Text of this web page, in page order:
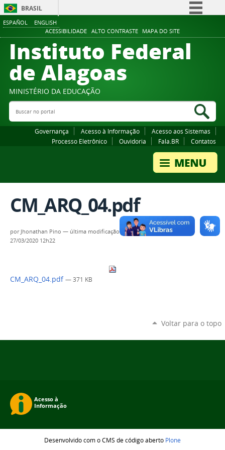
ESPAÑOL ENGLISH
ACESSIBILIDADE ALTO CONTRASTE MAPA DO SITE
BRASIL
Comunica BR
Participe
Canais
Instituto Federal
de Alagoas
MINISTÉRIO DA EDUCAÇÃO
Buscar no portal
Governança Acesso à Informação
Acesso aos Sistemas
Processo Eletrônico
Ouvidoria Fala.BR Contatos
CM_ARQ_04.pdf
por Jhonathan Pino — última modificação
27/03/2020 12h22
CM_ARQ_04.pdf — 371 KB
Voltar para o topo
Desenvolvido com o CMS de código aberto Plone